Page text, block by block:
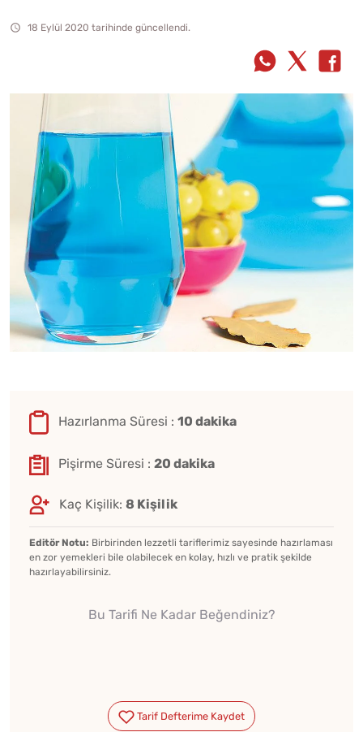
18 Eylül 2020 tarihinde güncellendi.
Hazırlanma Süresi : 10 dakika
Pişirme Süresi : 20 dakika
Kaç Kişilik: 8 Kişilik
Editör Notu: Birbirinden lezzetli tariflerimiz sayesinde hazırlaması
en zor yemekleri bile olabilecek en kolay, hızlı ve pratik şekilde
hazırlayabilirsiniz.
Bu Tarifi Ne Kadar Beğendiniz?